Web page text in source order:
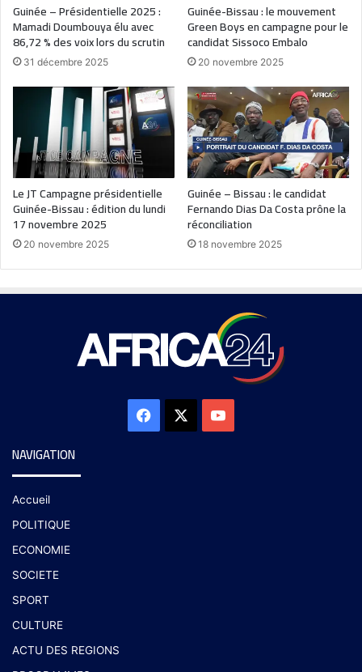
Guinée – Présidentielle 2025 :
Mamadi Doumbouya élu avec
86,72 % des voix lors du scrutin
31 décembre 2025
Guinée-Bissau : le mouvement
Green Boys en campagne pour le
candidat Sissoco Embalo
20 novembre 2025
Le JT Campagne présidentielle
Guinée-Bissau : édition du lundi
17 novembre 2025
20 novembre 2025
Guinée – Bissau : le candidat
Fernando Dias Da Costa prône la
réconciliation
18 novembre 2025
NAVIGATION
Accueil
POLITIQUE
ECONOMIE
SOCIETE
SPORT
CULTURE
ACTU DES REGIONS